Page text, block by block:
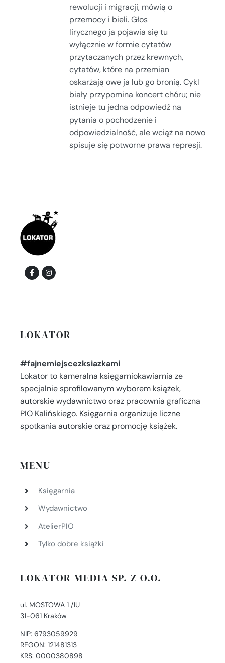
rewolucji i migracji, mówią o
przemocy i bieli. Głos
lirycznego ja pojawia się tu
wyłącznie w formie cytatów
przytaczanych przez krewnych,
cytatów, które na przemian
oskarżają owe ja lub go bronią. Cykl
biały przypomina koncert chóru; nie
istnieje tu jedna odpowiedź na
pytania o pochodzenie i
odpowiedzialność, ale wciąż na nowo
spisuje się potworne prawa represji.
LOKATOR
#fajnemiejscezksiazkami
Lokator to kameralna księgarniokawiarnia ze
specjalnie sprofilowanym wyborem książek,
autorskie wydawnictwo oraz pracownia graficzna
PIO Kalińskiego. Księgarnia organizuje liczne
spotkania autorskie oraz promocję książek.
MENU
Księgarnia
Wydawnictwo
AtelierPIO
Tylko dobre książki
LOKATOR MEDIA SP. Z O.O.
ul. MOSTOWA 1 /1U
31-061 Kraków
NIP: 6793059929
REGON: 121481313
KRS: 0000380898